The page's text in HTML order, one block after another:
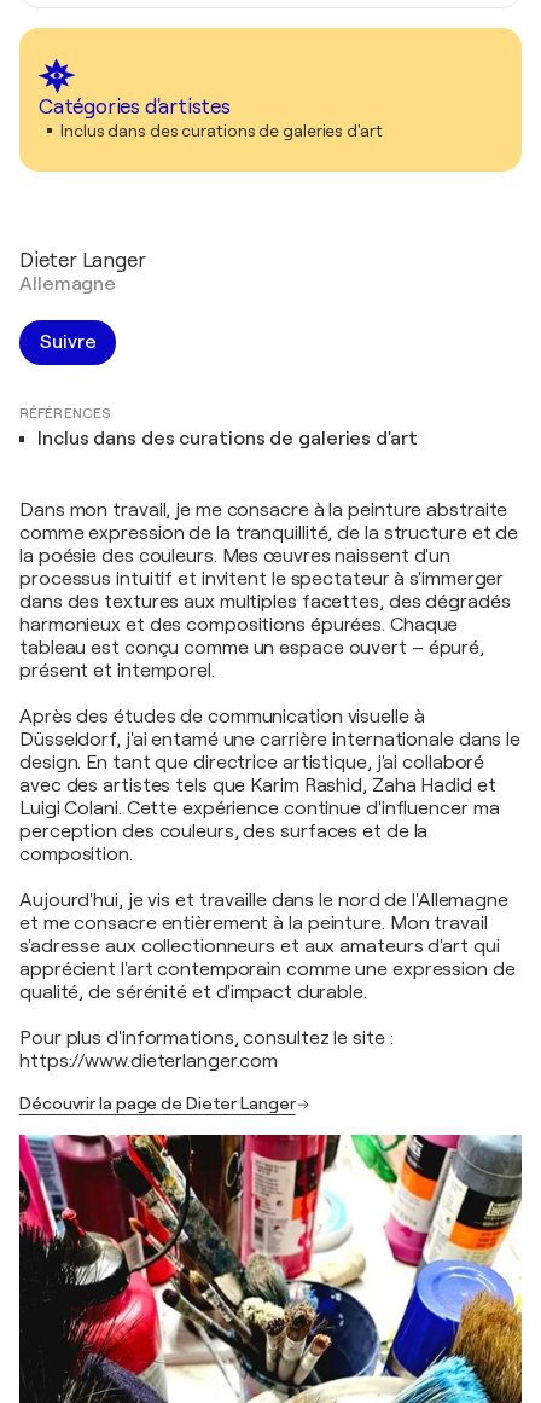
Catégories d'artistes
Inclus dans des curations de galeries d'art
Dieter Langer
Allemagne
Suivre
RÉFÉRENCES
Inclus dans des curations de galeries d'art
Dans mon travail, je me consacre à la peinture abstraite
comme expression de la tranquillité, de la structure et de
la poésie des couleurs. Mes œuvres naissent d'un
processus intuitif et invitent le spectateur à s'immerger
dans des textures aux multiples facettes, des dégradés
harmonieux et des compositions épurées. Chaque
tableau est conçu comme un espace ouvert – épuré,
présent et intemporel.
Après des études de communication visuelle à
Düsseldorf, j'ai entamé une carrière internationale dans le
design. En tant que directrice artistique, j'ai collaboré
avec des artistes tels que Karim Rashid, Zaha Hadid et
Luigi Colani. Cette expérience continue d'influencer ma
perception des couleurs, des surfaces et de la
composition.
Aujourd'hui, je vis et travaille dans le nord de l'Allemagne
et me consacre entièrement à la peinture. Mon travail
s'adresse aux collectionneurs et aux amateurs d'art qui
apprécient l'art contemporain comme une expression de
qualité, de sérénité et d'impact durable.
Pour plus d'informations, consultez le site :
https://www.dieterlanger.com
Découvrir la page de Dieter Langer